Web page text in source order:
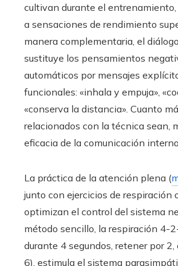
cultivan durante el
a sensaciones de rendimiento
manera complementaria, el
sustituye los pensamientos
automáticos por mensajes
funcionales: «inhala y empuja»,
«conserva la distancia». Cuanto
relacionados con la técnica sean,
eficacia de la comunicación
La práctica de la atención plena (
junto con ejercicios de respiración
optimizan el control del sistema
método sencillo, la respiración 4-
durante 4 segundos, retener por 2,
6), estimula el sistema